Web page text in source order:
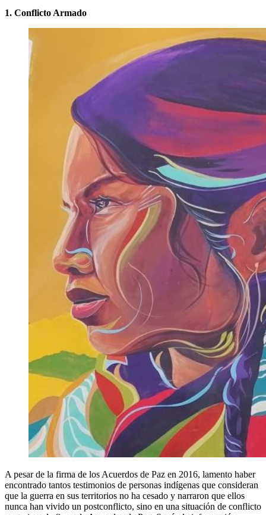
1. Conflicto Armado
A pesar de la firma de los Acuerdos de Paz en 2016, lamento haber
encontrado tantos testimonios de personas indígenas que consideran
que la guerra en sus territorios no ha cesado y narraron que ellos
nunca han vivido un postconflicto, sino en una situación de conflicto